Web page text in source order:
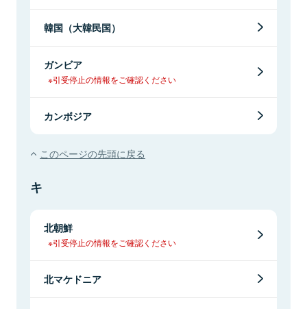
韓国（大韓民国）
ガンビア
※引受停止の情報をご確認ください
カンボジア
このページの先頭に戻る
キ
北朝鮮
※引受停止の情報をご確認ください
北マケドニア